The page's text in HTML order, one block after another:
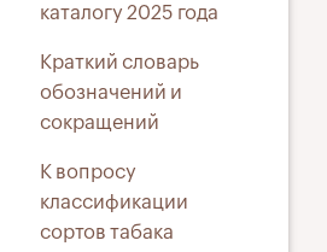
каталогу 2025 года
Краткий словарь
обозначений и
сокращений
К вопросу
классификации
сортов табака